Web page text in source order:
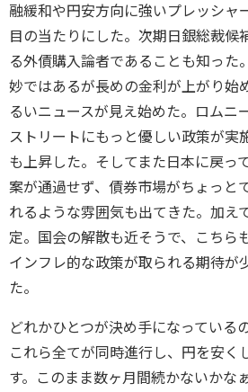
融緩和や円安方向に強いプレッシャ
目の当たりにした。次期日銀総裁候
る外債購入論者であることも知った
妙ではあるが長めの金利が上がり始
るいニュースが見え始めた。ロムニ
ストリートにもっと優しい政策が実
も上昇した。そしてまた日本に戻っ
案が通過せず、債券市場がちょっと
れるような雰囲気も出てきた。加え
定。国会の解散も近そうで、こちら
インフレ的な政策が取られる期待が
た。
どれかひとつが決め手になっている
これら全てが同時進行し、円を安く
す。このまま数ヶ月間続かないかな